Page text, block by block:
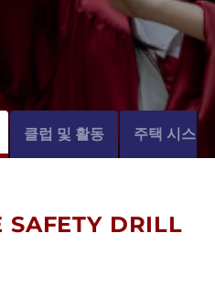
클럽 및 활동 주택 시스템
SAFETY DRILL